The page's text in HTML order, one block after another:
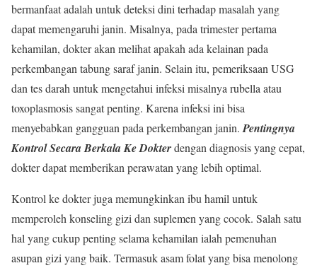
bermanfaat adalah untuk deteksi dini terhadap masalah yang
dapat memengaruhi janin. Misalnya, pada trimester pertama
kehamilan, dokter akan melihat apakah ada kelainan pada
perkembangan tabung saraf janin. Selain itu, pemeriksaan USG
dan tes darah untuk mengetahui infeksi misalnya rubella atau
toxoplasmosis sangat penting. Karena infeksi ini bisa
menyebabkan gangguan pada perkembangan janin. Pentingnya
Kontrol Secara Berkala Ke Dokterdengan diagnosis yang cepat,
dokter dapat memberikan perawatan yang lebih optimal.
Kontrol ke dokter juga memungkinkan ibu hamil untuk
memperoleh konseling gizi dan suplemen yang cocok. Salah satu
hal yang cukup penting selama kehamilan ialah pemenuhan
asupan gizi yang baik. Termasuk asam folat yang bisa menolong